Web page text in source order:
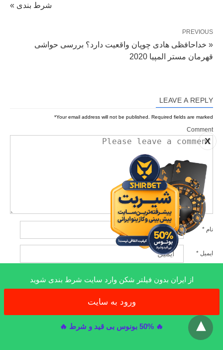
X
شرط بندی »
PREVIOUS
« خداحافظی هادی چوپان واقعیت دارد؟ بررسی حواشی
قهرمان مستر المپیا 2020
LEAVE A REPLY
Your email address will not be published. Required fields are marked
*
Comment
نام *
ایمیل *
وب‌سایتاز ایران بدون فیلتر شکن وارد سایت شرط بندی شوید
ورود به سایت
🔥 50% بونوس بی قید و شرط 🔥